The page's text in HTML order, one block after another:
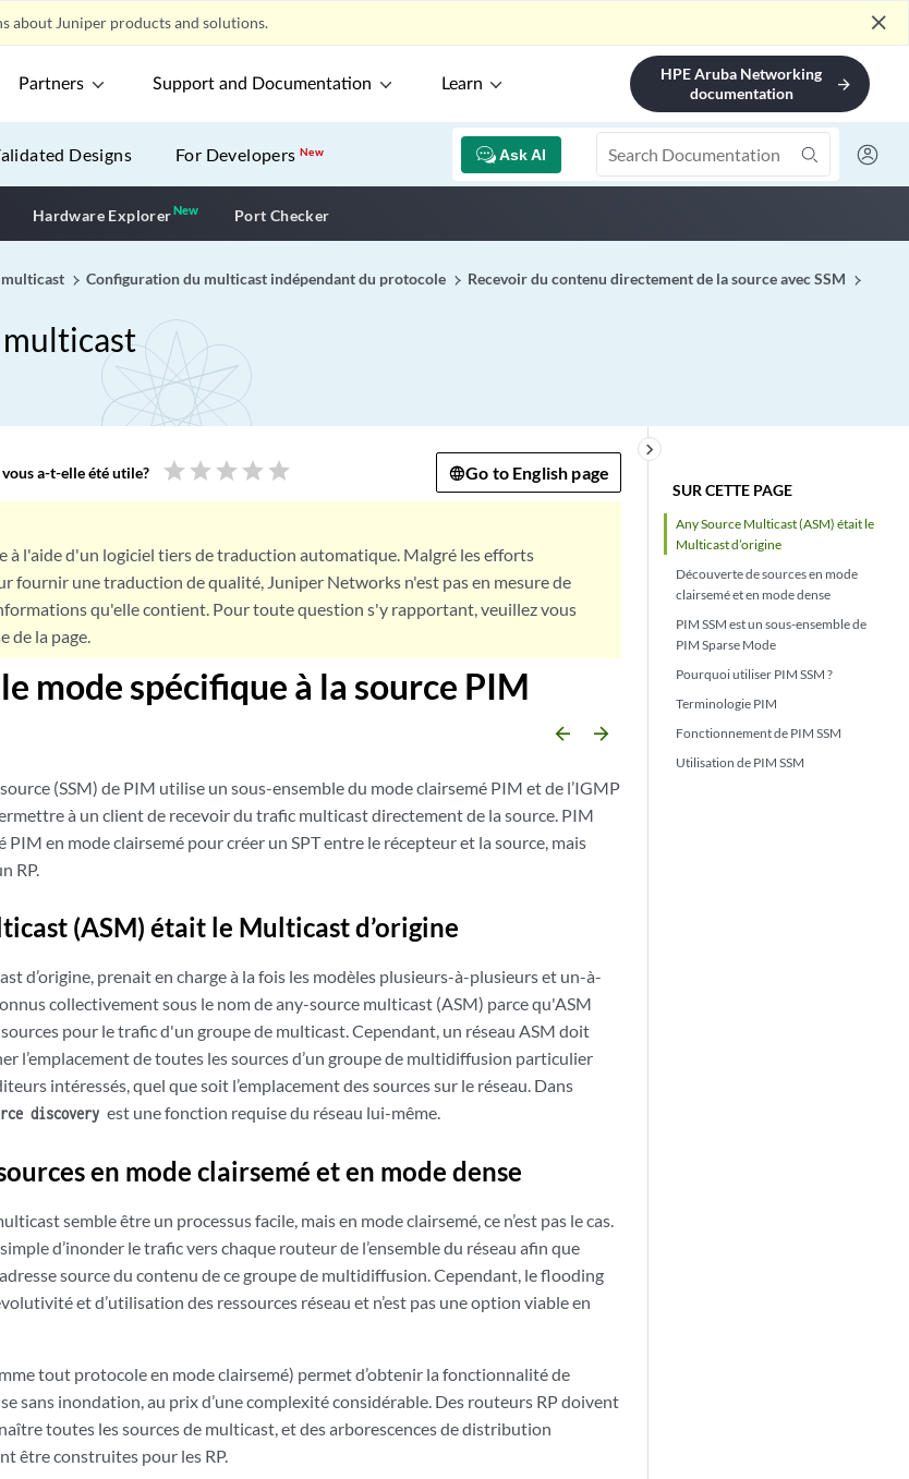
about Juniper products and solutions. close
Partners Support and Documentation Learn
HPE Aruba Networking
documentation
arrow_forward
Ask AI
Designs For DevelopersNew
Hardware ExplorerNewNew application
Port Checker
multicast Configuration du multicast indépendant du protocole Recevoir du contenu directement de la source avec SSM
SUR CETTE PAGE
Any Source Multicast (ASM) était le
Multicast d’origine
Découverte de sources en mode
clairsemé et en mode dense
PIM SSM est un sous-ensemble de
PIM Sparse Mode
Pourquoi utiliser PIM SSM ?
Terminologie PIM
Fonctionnement de PIM SSM
Utilisation de PIM SSM
keyboard_arrow_right
a-t-elle été utile? star star star star star Go to English page
à l'aide d'un logiciel tiers de traduction automatique. Malgré les efforts
fournir une traduction de qualité, Juniper Networks n'est pas en mesure de
qu'elle contient. Pour toute question s'y rapportant, veuillez vous
de la page.
mode spécifique à la source PIM
arrow_backward arrow_forward
(SSM) de PIM utilise un sous-ensemble du mode clairsemé PIM et de l’IGMP
à un client de recevoir du trafic multicast directement de la source. PIM
en mode clairsemé pour créer un SPT entre le récepteur et la source, mais
RP.
(ASM) était le Multicast d’origine
d’origine, prenait en charge à la fois les modèles plusieurs-à-plusieurs et un-à-
collectivement sous le nom de any-source multicast (ASM) parce qu'ASM
pour le trafic d'un groupe de multicast. Cependant, un réseau ASM doit
l’emplacement de toutes les sources d’un groupe de multidiffusion particulier
intéressés, quel que soit l’emplacement des sources sur le réseau. Dans
discovery est une fonction requise du réseau lui-même.
en mode clairsemé et en mode dense
semble être un processus facile, mais en mode clairsemé, ce n’est pas le cas.
d’inonder le trafic vers chaque routeur de l’ensemble du réseau afin que
source du contenu de ce groupe de multidiffusion. Cependant, le flooding
et d’utilisation des ressources réseau et n’est pas une option viable en
tout protocole en mode clairsemé) permet d’obtenir la fonctionnalité de
sans inondation, au prix d’une complexité considérable. Des routeurs RP doivent
toutes les sources de multicast, et des arborescences de distribution
être construites pour les RP.